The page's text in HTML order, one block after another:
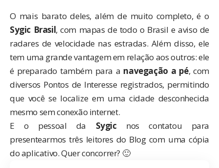
O mais barato deles, além de muito completo, é o
Sygic Brasil, com mapas de todo o Brasil e aviso de
radares de velocidade nas estradas. Além disso, ele
tem uma grande vantagem em relação aos outros: ele
é preparado também para a navegação a pé, com
diversos Pontos de Interesse registrados, permitindo
que você se localize em uma cidade desconhecida
mesmo sem conexão internet.
E o pessoal da Sygic nos contatou para
presentearmos três leitores do Blog com uma cópia
do aplicativo. Quer concorrer? 🙂